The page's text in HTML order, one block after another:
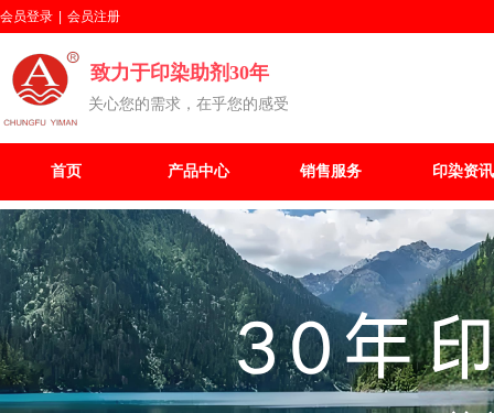
关心您的需求，在乎您的感受
致力于印染助剂30年
首页 产品中心 销售服务 印染资讯
会员登录 会员注册